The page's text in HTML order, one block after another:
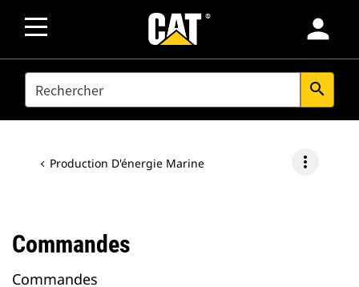
person
SEARCH search
Production D'énergie Marine more_vert
Commandes
Commandes